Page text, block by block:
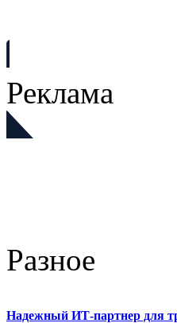
Реклама
Разное
Надежный ИТ-партнер для